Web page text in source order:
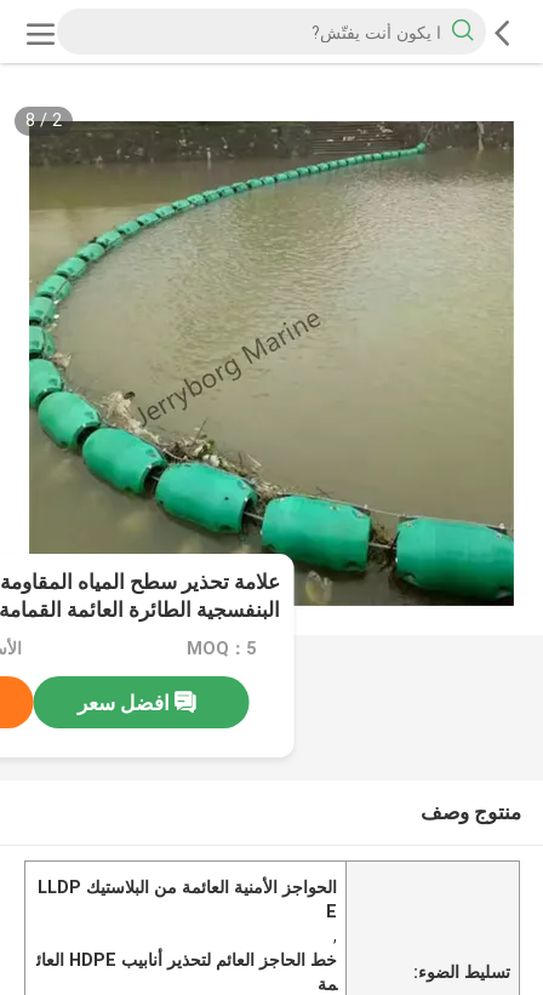
2
/
8
علامة تحذير سطح المياه
البنفسجية الطائرة العائمة
MOQ：5
افضل سعر
منتوج وصف
تسليط الضوء:
الحواجز الأمنية العائمة من البلاستيك LLDP
E
,
خط الحاجز العائم لتحذير أنابيب HDPE العائ
مة